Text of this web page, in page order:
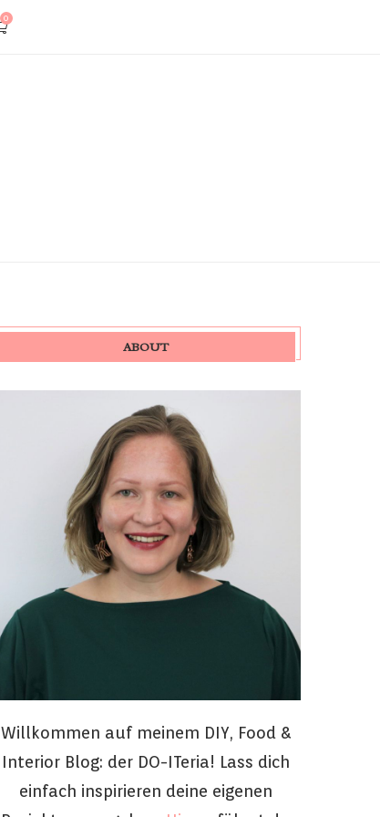
0
ABOUT
Willkommen auf meinem DIY, Food &
Interior Blog: der DO-ITeria! Lass dich
einfach inspirieren deine eigenen